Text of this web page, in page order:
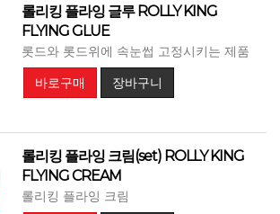
롤리킹 플라잉 글루 ROLLY KING
FLYING GLUE
롯드와 롯드위에 속눈썹 고정시키는 제품
바로구매
장바구니
롤리킹 플라잉 크림(set) ROLLY KING
FLYING CREAM
롤리킹 플라잉 크림